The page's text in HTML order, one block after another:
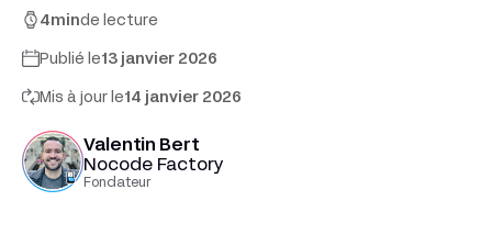
4minde lecture
Publié le13 janvier 2026
Mis à jour le14 janvier 2026
Valentin Bert
Nocode Factory
Fondateur